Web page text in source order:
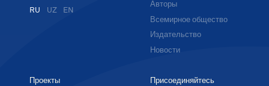
RU UZ EN
Авторы
Всемирное общество
Издательство
Новости
Проекты Присоединяйтесь